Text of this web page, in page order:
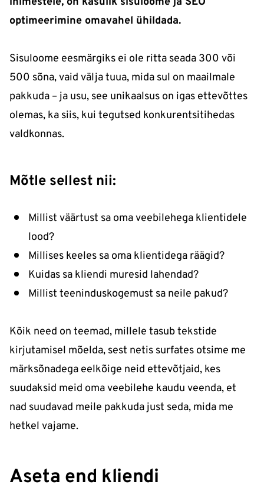
optimeerimine omavahel ühildada.
Sisuloome eesmärgiks ei ole ritta seada 300 või
500 sõna, vaid välja tuua, mida sul on maailmale
pakkuda – ja usu, see unikaalsus on igas ettevõttes
olemas, ka siis, kui tegutsed konkurentsitihedas
valdkonnas.
Mõtle sellest nii:
Millist väärtust sa oma veebilehega klientidele
lood?
Millises keeles sa oma klientidega räägid?
Kuidas sa kliendi muresid lahendad?
Millist teeninduskogemust sa neile pakud?
Kõik need on teemad, millele tasub tekstide
kirjutamisel mõelda, sest netis surfates otsime me
märksõnadega eelkõige neid ettevõtjaid, kes
suudaksid meid oma veebilehe kaudu veenda, et
nad suudavad meile pakkuda just seda, mida me
hetkel vajame.
Aseta end kliendi